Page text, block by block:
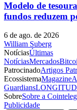
Modelo de
fundos reduzem
6 de ago. de 2026
William Suberg
NotíciasÚltimas
NotíciasMercados
PatrocinadoArtigos
EcossistemaMagazine
Guardians
SobreSobre a
Publicidade